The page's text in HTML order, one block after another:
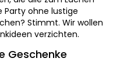
Party ohne lustige
Stimmt. Wir wollen
verzichten.
Geschenke